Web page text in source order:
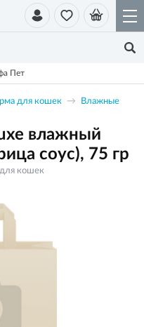
Пет
для кошек
Влажные
влажный
соус), 75 гр
кошек